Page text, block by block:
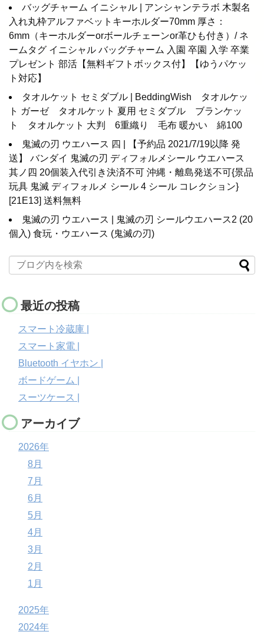
バッグチャーム イニシャル | アンシャンテラボ 木製名
入れ丸枠アルファベットキーホルダー70mm 厚さ：
6mm（キーホルダーorボールチェーンor革ひも付き）/ ネ
ームタグ イニシャル バッグチャーム 入園 卒園 入学 卒業
プレゼント 部活【無料ギフトボックス付】【ゆうパケッ
ト対応】
タオルケット セミダブル | BeddingWish タオルケッ
ト ガーゼ タオルケット 夏用 セミダブル ブランケッ
ト タオルケット 大判 6重織り 毛布 暖かい 綿100
鬼滅の刃 ウエハース 四 | 【予約品 2021/7/19以降 発
送】 バンダイ 鬼滅の刃 ディフォルメシール ウエハース
其ノ四 20個装入代引き決済不可 沖縄・離島発送不可{景品
玩具 鬼滅 ディフォルメ シール 4 シール コレクション}
[21E13] 送料無料
鬼滅の刃 ウエハース | 鬼滅の刃 シールウエハース2 (20
個入) 食玩・ウエハース (鬼滅の刃)
最近の投稿
スマート冷蔵庫 |
スマート家電 |
Bluetooth イヤホン |
ボードゲーム |
スーツケース |
アーカイブ
2026年
8月
7月
6月
5月
4月
3月
2月
1月
2025年
2024年